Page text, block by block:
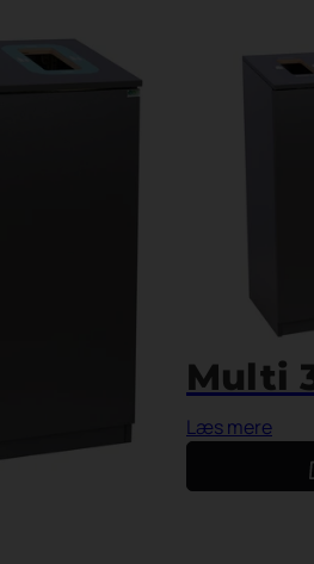
Multi
Læs mere